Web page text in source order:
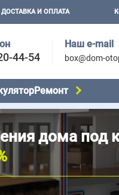
ДОСТАВКА И ОПЛАТА
44-54
Наш e-mail
box@dom-
Ремонт
дома под